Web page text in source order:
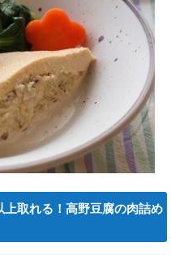
取れる！高野豆腐の肉詰め